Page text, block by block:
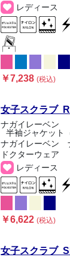
レディース
￥7,238(税込)
女子スクラブ
ナガイレーベン
半袖ジャケット
ナガイレーベン
ドクターウェア
レディース
￥6,622(税込)
女子スクラブ